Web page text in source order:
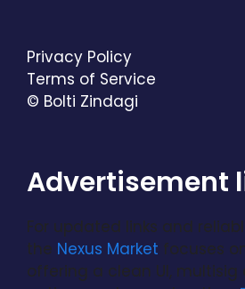
© Bolti Zindagi
Privacy Policy
Terms of Service
Advertisement
For updated links and
the Nexus Market focuses
offering a clean UI, multisig